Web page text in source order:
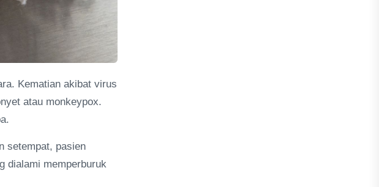
Kematian akibat virus
atau monkeypox.
setempat, pasien
dialami memperburuk